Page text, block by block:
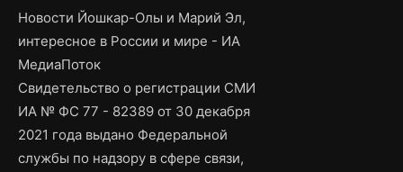
Новости Йошкар-Олы и Марий Эл,
интересное в России и мире - ИА
МедиаПоток
Свидетельство о регистрации СМИ
ИА № ФС 77 - 82389 от 30 декабря
2021 года выдано Федеральной
службы по надзору в сфере связи,